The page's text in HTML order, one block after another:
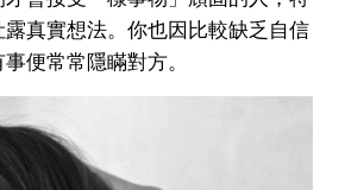
露真實想法。你也因比較缺乏自信
便常常隱瞞對方。